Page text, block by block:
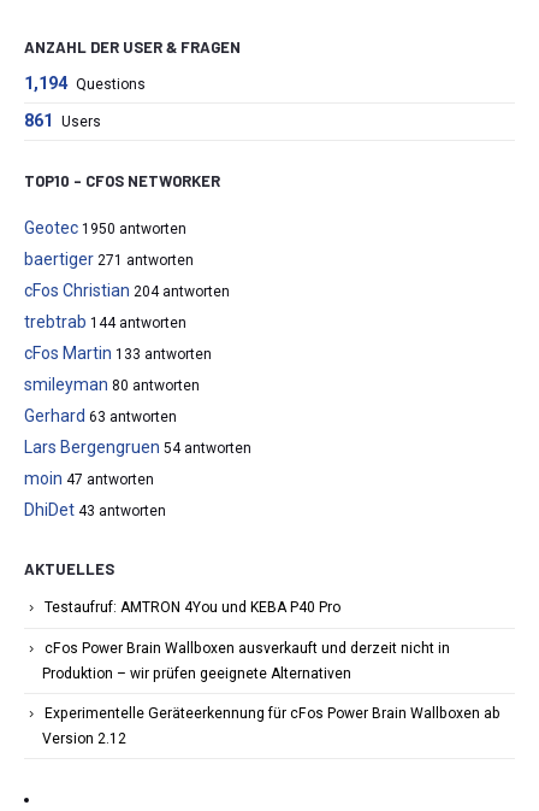
ANZAHL DER USER & FRAGEN
1,194 Questions
861 Users
TOP10 – CFOS NETWORKER
Geotec 1950 antworten
baertiger 271 antworten
cFos Christian 204 antworten
trebtrab 144 antworten
cFos Martin 133 antworten
smileyman 80 antworten
Gerhard 63 antworten
Lars Bergengruen 54 antworten
moin 47 antworten
DhiDet 43 antworten
AKTUELLES
Testaufruf: AMTRON 4You und KEBA P40 Pro
cFos Power Brain Wallboxen ausverkauft und derzeit nicht in
Produktion – wir prüfen geeignete Alternativen
Experimentelle Geräteerkennung für cFos Power Brain Wallboxen ab
Version 2.12